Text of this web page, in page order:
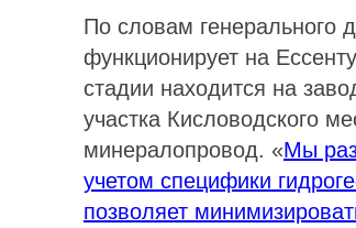
По словам генерального
функционирует на
стадии находится на
участка Кисловодского
минералопровод. «Мы
учетом специфики
позволяет